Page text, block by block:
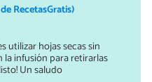
RecetasGratis)
utilizar hojas secas sin
la infusión para retirarlas
Un saludo